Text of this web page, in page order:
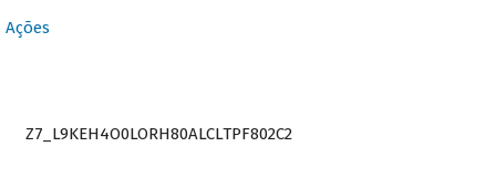
Ações
Z7_L9KEH4O0LORH80ALCLTPF802C2